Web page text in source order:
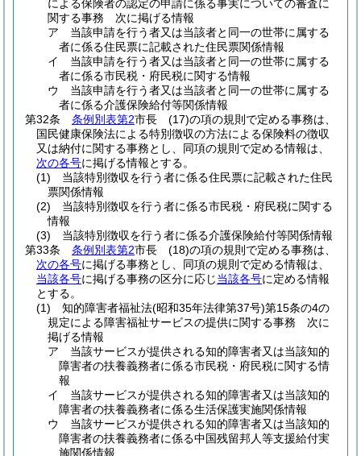
による保険者の認定の申請に係る事実についての審査に
関する事務 次に掲げる情報
ア
当該申請を行う者又は当該者と同一の世帯に属する
者に係る住民票に記載された住民票関係情報
イ
当該申請を行う者又は当該者と同一の世帯に属する
者に係る市民税・府民税に関する情報
ウ
当該申請を行う者又は当該者と同一の世帯に属する
者に係る介護保険給付等関係情報
第32条
条例別表第2市長 (17)の項の規則で定める事務は、
国民健康保険法による特別徴収の方法による保険料の徴収
又は納付に関する事務とし、同項の規則で定める情報は、
次の各号に掲げる情報とする。
(1)
当該特別徴収を行う者に係る住民票に記載された住民
票関係情報
(2)
当該特別徴収を行う者に係る市民税・府民税に関する
情報
(3)
当該特別徴収を行う者に係る介護保険給付等関係情報
第33条
条例別表第2市長 (18)の項の規則で定める事務は、
次の各号に掲げる事務とし、同項の規則で定める情報は、
当該各号に掲げる事務の区分に応じ当該各号に定める情報
とする。
(1)
知的障害者福祉法(昭和35年法律第37号)第15条の4の
規定による障害福祉サービスの提供に関する事務 次に
掲げる情報
ア
当該サービスが提供される知的障害者又は当該知的
障害者の扶養義務者に係る市民税・府民税に関する情
報
イ
当該サービスが提供される知的障害者又は当該知的
障害者の扶養義務者に係る生活保護実施関係情報
ウ
当該サービスが提供される知的障害者又は当該知的
障害者の扶養義務者に係る中国残留邦人等支援給付実
施関係情報